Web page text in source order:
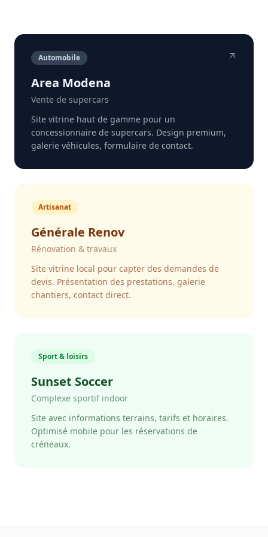
Automobile
Area Modena
Vente de supercars
Site vitrine haut de gamme pour un
concessionnaire de supercars. Design premium,
galerie véhicules, formulaire de contact.
Artisanat
Générale Renov
Rénovation & travaux
Site vitrine local pour capter des demandes de
devis. Présentation des prestations, galerie
chantiers, contact direct.
Sport & loisirs
Sunset Soccer
Complexe sportif indoor
Site avec informations terrains, tarifs et horaires.
Optimisé mobile pour les réservations de
créneaux.